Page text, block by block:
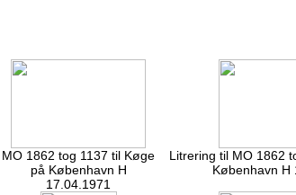
MO 1862 tog 1137 til Køge
på København H
17.04.1971
Litrering til MO 1862
København H